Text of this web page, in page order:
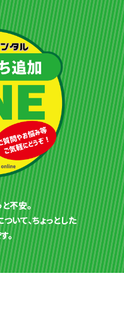
不安。
いて、ちょっとした
。